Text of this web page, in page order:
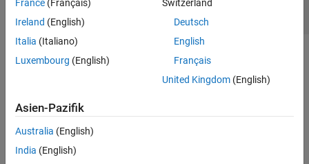
France (Français)
Ireland (English)
Italia (Italiano)
Luxembourg (English)
Switzerland
Deutsch
English
Français
United Kingdom(English)
Asien-Pazifik
Australia (English)
India (English)